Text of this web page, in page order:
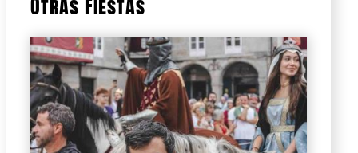
Otras Fiestas